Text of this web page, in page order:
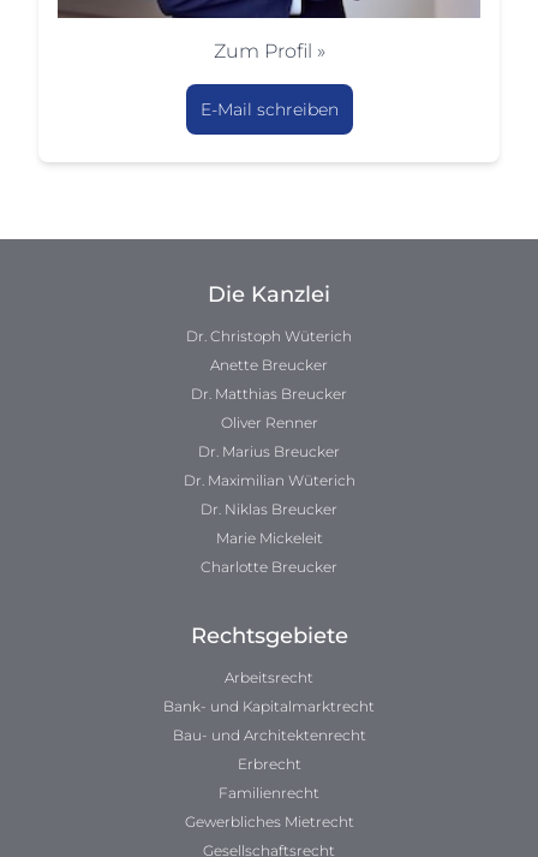
Zum Profil »
E-Mail schreiben
Die Kanzlei
Dr. Christoph Wüterich
Anette Breucker
Dr. Matthias Breucker
Oliver Renner
Dr. Marius Breucker
Dr. Maximilian Wüterich
Dr. Niklas Breucker
Marie Mickeleit
Charlotte Breucker
Rechtsgebiete
Arbeitsrecht
Bank- und Kapitalmarktrecht
Bau- und Architektenrecht
Erbrecht
Familienrecht
Gewerbliches Mietrecht
Gesellschaftsrecht